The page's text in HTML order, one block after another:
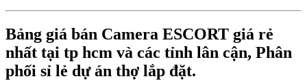
Bảng giá bán Camera ESCORT giá rẻ
nhất tại tp hcm và các tỉnh lân cận, Phân
phối sỉ lẻ dự án thợ lắp đặt.